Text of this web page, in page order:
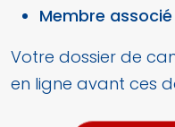
Membre associé
Votre dossier de
en ligne avant ces